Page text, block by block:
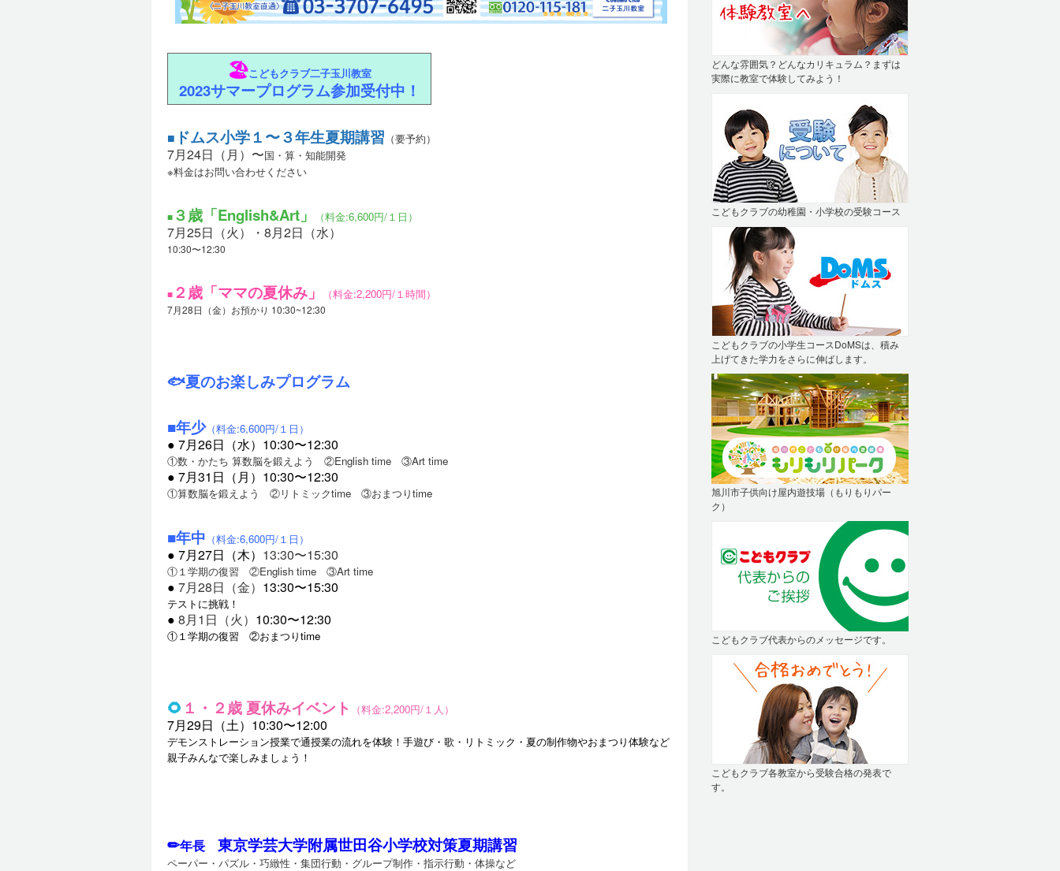
🏖️こどもクラブ二子玉川教室
2023サマープログラム参加受付中！
■ ドムス小学１〜３年生夏期講習 （要予約）
7月24日（月）〜国・算・知能開発
※料金はお問い合わせください
■ ３歳「English&Art」 （料金:6,600円/１日）
7月25日（火）・8月2日（水）
10:30〜12:30
■ ２歳「ママの夏休み」 （料金:2,200円/１時間）
7月28日（金）お預かり 10:30~12:30
🐟夏のお楽しみプログラム
■年少（料金:6,600円/１日）
● 7月26日（水）10:30〜12:30
①数・かたち 算数脳を鍛えよう ②English time ③Art time
● 7月31日（月） 10:30〜12:30
①算数脳を鍛えよう ②リトミックtime ③おまつりtime
■年中 （料金:6,600円/１日）
● 7月27日（木） 13:30〜15:30
①１学期の復習 ②English time ③Art time
● 7月28日（金） 13:30〜15:30
テストに挑戦！
● 8月1日（火） 10:30〜12:30
①１学期の復習 ②おまつりtime
🌻 １・２歳 夏休みイベント （料金:2,200円/１人）
7月29日（土）10:30〜12:00
デモンストレーション授業で通授業の流れを体験！手遊び・歌・リトミック・夏の制作物やおまつり体験など
親子みんなで楽しみましょう！
✏年長 東京学芸大学附属世田谷小学校対策夏期講習
ペーパー・パズル・巧緻性・集団行動・グループ制作・指示行動・体操など
どんな雰囲気？どんなカリキュラム？まずは
実際に教室で体験してみよう！
こどもクラブの幼稚園・小学校の受験コース
こどもクラブの小学生コースDoMSは、積み
上げてきた学力をさらに伸ばします。
旭川市子供向け屋内遊技場（もりもりパー
ク）
こどもクラブ代表からのメッセージです。
こどもクラブ各教室から受験合格の発表で
す。